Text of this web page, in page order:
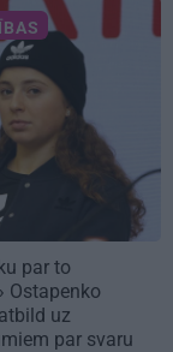
par to
Ostapenko
uz
par svaru